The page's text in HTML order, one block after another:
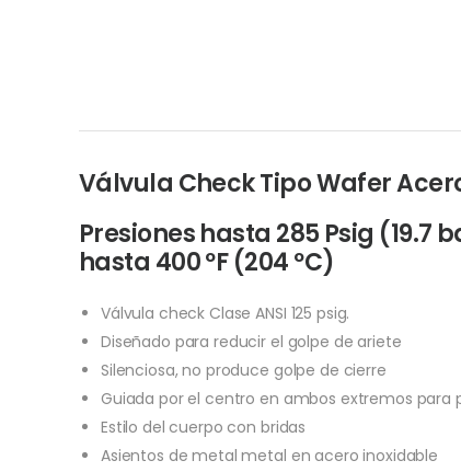
Válvula Check Tipo Wafer
Presiones hasta 285 Psig
hasta 400 ºF (204 ºC)
Válvula check Clase ANSI 125 psig.
Diseñado para reducir el golpe de ariete
Silenciosa, no produce golpe de cierre
Guiada por el centro en ambos extremos para
Estilo del cuerpo con bridas
Asientos de metal metal en acero inoxidable